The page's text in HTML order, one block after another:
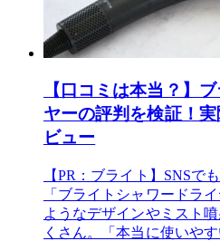
【口コミは本当？】
ヤーの評判を検証！
ビュー
【PR：ブライト】SNSで
「ブライトシャワードラ
ようなデザインやミスト
くさん。「本当に使いや